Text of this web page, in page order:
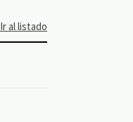
Ir al listado